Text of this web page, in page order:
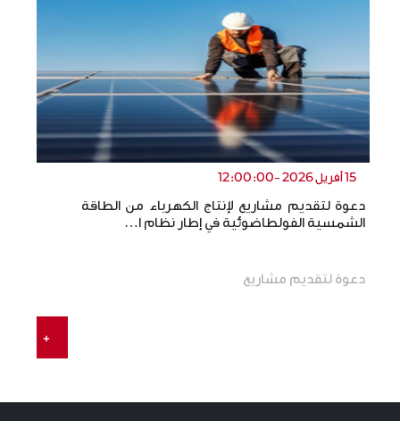
15 أفريل 2026 -12:00:00
دعوة لتقديم مشاريع لإنتاج الكهرباء من الطاقة
الشمسية الفولطاضوئية في إطار نظام ا…
دعوة لتقديم مشاريع
+